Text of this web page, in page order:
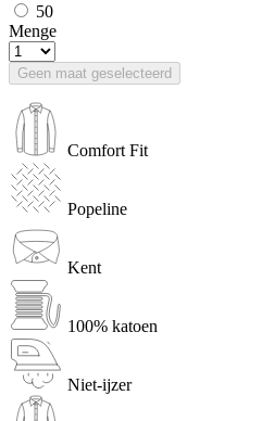
50
Menge
Geen maat geselecteerd
Comfort Fit
Popeline
Kent
100% katoen
Niet-ijzer